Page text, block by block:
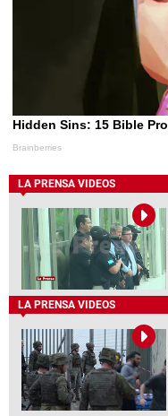
LA PRENSA VIDEOS
LA PRENSA VIDEOS